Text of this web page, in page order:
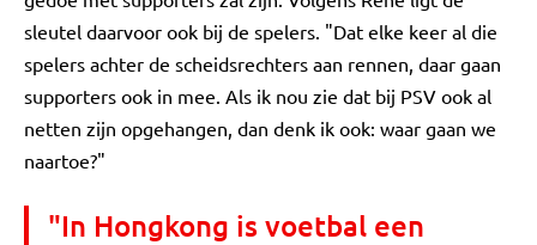
sleutel daarvoor ook bij de spelers. "Dat elke keer al die
spelers achter de scheidsrechters aan rennen, daar gaan
supporters ook in mee. Als ik nou zie dat bij PSV ook al
netten zijn opgehangen, dan denk ik ook: waar gaan we
naartoe?"
"In Hongkong is voetbal een